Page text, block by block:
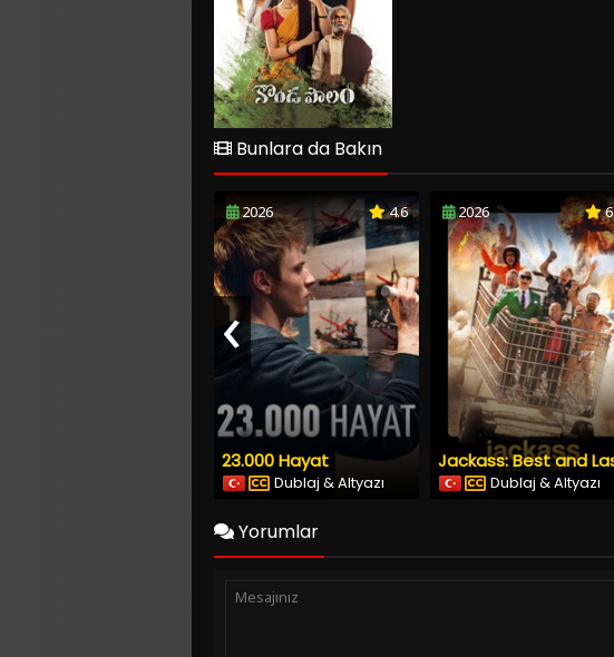
Bunlara da Bakın
2026 4.6
23.000 Hayat
Dublaj & Altyazı
2026
Jackass: Best and
Dublaj & Altyazı
‹
Yorumlar